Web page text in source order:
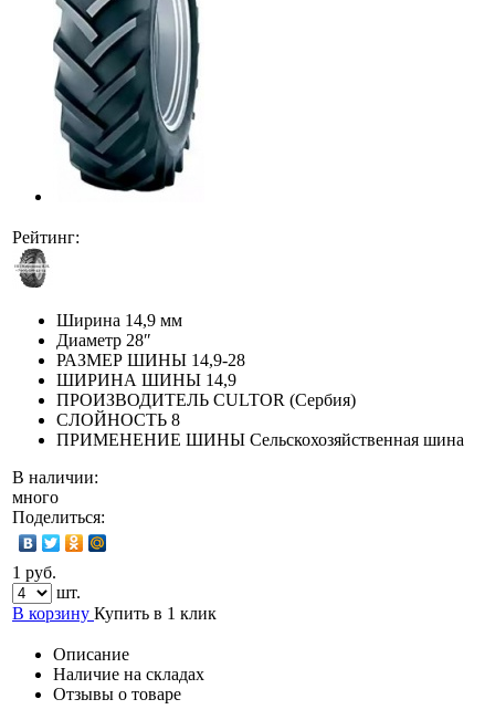
Рейтинг:
Ширина 14,9 мм
Диаметр 28″
РАЗМЕР ШИНЫ 14,9-28
ШИРИНА ШИНЫ 14,9
ПРОИЗВОДИТЕЛЬ CULTOR (Сербия)
СЛОЙНОСТЬ 8
ПРИМЕНЕНИЕ ШИНЫ Сельскохозяйственная шина
В наличии:
много
Поделиться:
1 руб.
шт.
В корзину Купить в 1 клик
Описание
Наличие на складах
Отзывы о товаре